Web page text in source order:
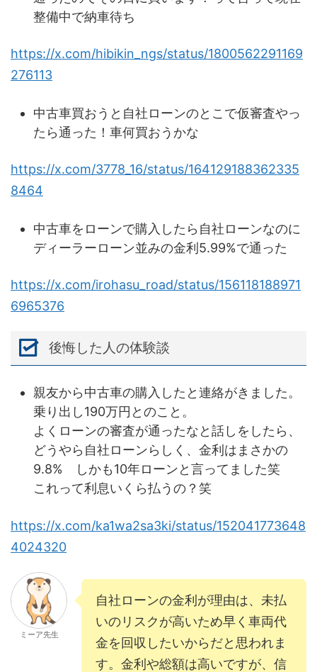
整備中で納車待ち
https://x.com/hibikin_ngs/status/1800562291169
276113
中古車買おうと自社ローンのとこで仮審査やっ
たら通った！車何買おうかな
https://x.com/3778_16/status/164129188362335
8464
中古車をローンで購入したら自社ローンなのに
ディーラーローン並みの金利5.99%で通った
https://x.com/irohasu_road/status/156118188971
6965376
後悔した人の体験談
親友から中古車の購入したと連絡がきました。
乗り出し190万円とのこと。
よくローンの審査が通ったなと話しをしたら、
どうやら自社ローンらしく、金利はまさかの
9.8% しかも10年ローンと言ってました笑
これって利息いくら払うの？笑
https://x.com/ka1wa2sa3ki/status/152041773648
4024320
ミーア先生
自社ローンの金利が理由は、未払
いのリスクが高いため早く車両代
金を回収したいからだと思われま
す。金利や総額は高いですが、信